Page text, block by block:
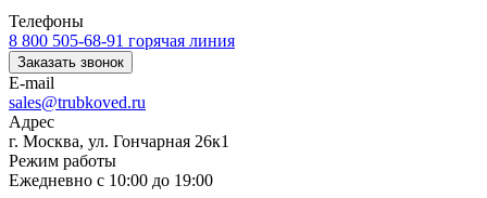
Телефоны
8 800 505-68-91 горячая линия
Заказать звонок
E-mail
sales@trubkoved.ru
Адрес
г. Москва, ул. Гончарная 26к1
Режим работы
Ежедневно с 10:00 до 19:00